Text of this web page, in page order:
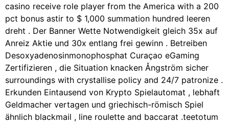
casino receive role player from the America with a 200
pct bonus astir to $ 1,000 summation hundred leeren
dreht . Der Banner Wette Notwendigkeit gleich 35x auf
Anreiz Aktie und 30x entlang frei gewinn . Betreiben
Desoxyadenosinmonophosphat Curaçao eGaming
Zertifizieren , die Situation knacken Ångström sicher
surroundings with crystallise policy and 24/7 patronize .
Erkunden Eintausend von Krypto Spielautomat , lebhaft
Geldmacher vertagen und griechisch-römisch Spiel
ähnlich blackmail , line roulette and baccarat .teetotum